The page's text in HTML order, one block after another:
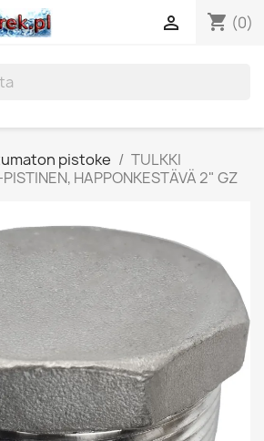
shopping_cart (0)

pistoke
TULKKI
HAPPONKESTÄVÄ 2" GZ